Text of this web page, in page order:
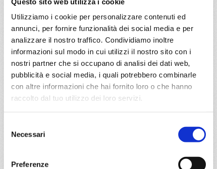
Utilizziamo i cookie per personalizzare contenuti ed
annunci, per fornire funzionalità dei social media e per
analizzare il nostro traffico. Condividiamo inoltre
informazioni sul modo in cui utilizzi il nostro sito con i
nostri partner che si occupano di analisi dei dati web,
pubblicità e social media, i quali potrebbero combinarle
con altre informazioni che hai fornito loro o che hanno
raccolto dal tuo utilizzo dei loro servizi.
delNecessari
Preferenze
Tarragona, Ajaccio, Civitavecchia, Corfu, Bari, Trieste
16/04/2027
€ 469
a partire da
€ 469
Mediterraneo
MSC Orchestra